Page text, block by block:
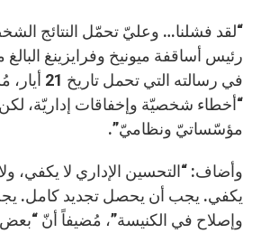
“لقد فشلنا… وعليّ تحمّل النتائج
في رسالته
“أخطاء شخصيّة وإخفاقات إداريّة،
مؤسّساتيّ ونظاميّ”.
وأضاف: “التحسين الإداري لا يكفي،
يكفي. يجب أن يحصل تجديد كامل.
وإصلاح في الكنيسة”، مُضيفاً أنّ “بعض